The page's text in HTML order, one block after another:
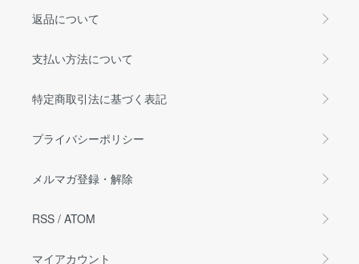
返品について
支払い方法について
特定商取引法に基づく表記
プライバシーポリシー
メルマガ登録・解除
RSS / ATOM
マイアカウント